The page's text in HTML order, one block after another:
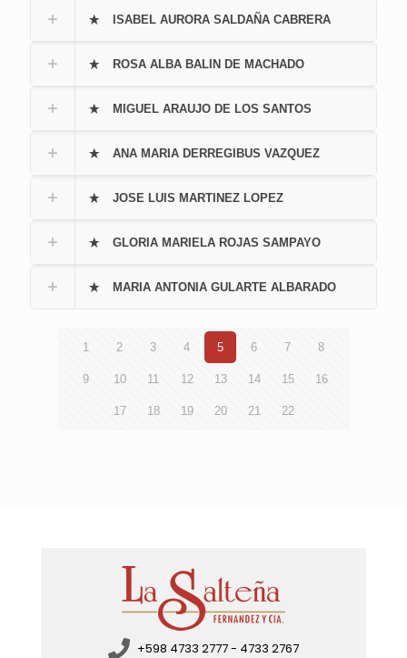
ISABEL AURORA SALDAÑA CABRERA
ROSA ALBA BALIN DE MACHADO
MIGUEL ARAUJO DE LOS SANTOS
ANA MARIA DERREGIBUS VAZQUEZ
JOSE LUIS MARTINEZ LOPEZ
GLORIA MARIELA ROJAS SAMPAYO
MARIA ANTONIA GULARTE ALBARADO
1 2 3 4 5 6 7 8
9 10 11 12 13 14 15 16
17 18 19 20 21 22
+598 4733 2777 - 4733 2767